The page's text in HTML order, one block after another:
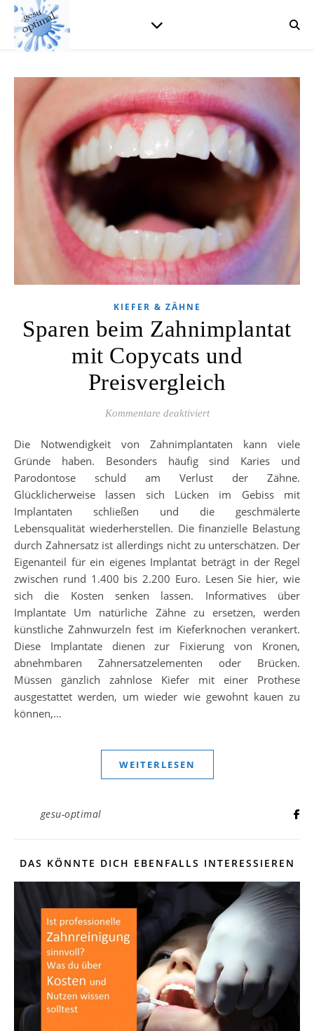
KIEFER & ZÄHNE
Sparen beim Zahnimplantat
mit Copycats und
Preisvergleich
Kommentare deaktiviertfür Sparen beim
Die Notwendigkeit von Zahnimplantaten kann viele
Gründe haben. Besonders häufig sind Karies und
Parodontose schuld am Verlust der Zähne.
Glücklicherweise lassen sich Lücken im Gebiss mit
Implantaten schließen und die geschmälerte
Lebensqualität wiederherstellen. Die finanzielle Belastung
durch Zahnersatz ist allerdings nicht zu unterschätzen. Der
Eigenanteil für ein eigenes Implantat beträgt in der Regel
zwischen rund 1.400 bis 2.200 Euro. Lesen Sie hier, wie
sich die Kosten senken lassen. Informatives über
Implantate Um natürliche Zähne zu ersetzen, werden
künstliche Zahnwurzeln fest im Kieferknochen verankert.
Diese Implantate dienen zur Fixierung von Kronen,
abnehmbaren Zahnersatzelementen oder Brücken.
Müssen gänzlich zahnlose Kiefer mit einer Prothese
ausgestattet werden, um wieder wie gewohnt kauen zu
können,…
WEITERLESEN
gesu-optimal
DAS KÖNNTE DICH EBENFALLS INTERESSIEREN